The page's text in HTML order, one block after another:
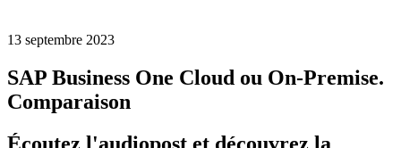
13 septembre 2023
SAP Business One Cloud ou On-Premise.
Comparaison